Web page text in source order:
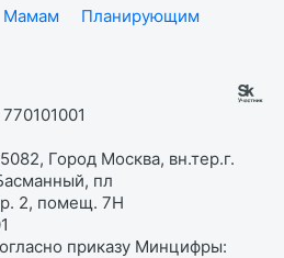
Мамам
Планирующим
Город Москва, вн.тер.г.
пл
2, помещ. 7Н
приказу Минцифры: